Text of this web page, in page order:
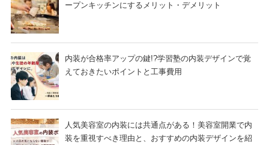
ープンキッチンにするメリット・デメリット
内装が合格率アップの鍵!?学習塾の内装デザインで覚
えておきたいポイントと工事費用
人気美容室の内装には共通点がある！美容室開業で内
装を重視すべき理由と、おすすめの内装デザインを紹